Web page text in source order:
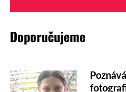
Doporučujeme